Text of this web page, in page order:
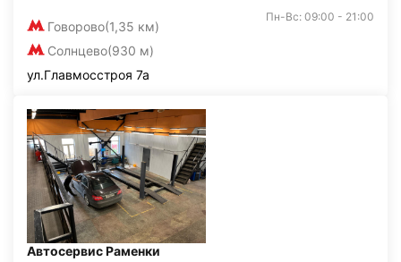
Говорово(1,35 км)
Солнцево(930 м)
Пн-Вс: 09:00 - 21:00
ул.Главмосстроя 7а
Автосервис Раменки